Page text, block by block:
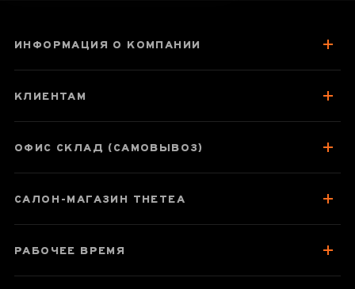
Шен пуэр
ИНФОРМАЦИЯ О КОМПАНИИ
КЛИЕНТАМ
ОФИС СКЛАД (САМОВЫВОЗ)
САЛОН-МАГАЗИН THETEA
РАБОЧЕЕ ВРЕМЯ